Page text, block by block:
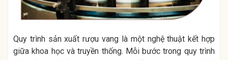
Quy trình sản xuất rượu vang là một nghệ thuật kết hợp
giữa khoa học và truyền thống. Mỗi bước trong quy trình